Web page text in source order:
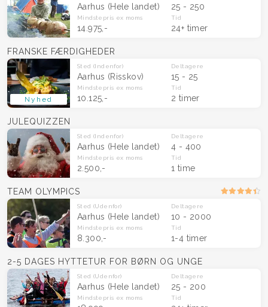
Aarhus (Hele landet) 25 - 250
Mindstepris ex moms
14.975,-
Tid
24+ timer
Nyhed
FRANSKE FÆRDIGHEDER
Sted (Indenfor)
Aarhus (Risskov)
Deltagere
15 - 25
Mindstepris ex moms
10.125,-
Tid
2 timer
JULEQUIZZEN
Sted (Indenfor)
Aarhus (Hele landet)
Deltagere
4 - 400
Mindstepris ex moms
2.500,-
Tid
1 time
TEAM OLYMPICS
Sted (Udenfor)
Aarhus (Hele landet)
Deltagere
10 - 2000
Mindstepris ex moms
8.300,-
Tid
1-4 timer
2-5 DAGES HYTTETUR FOR BØRN OG UNGE
Sted (Udenfor)
Aarhus (Hele landet)
Deltagere
25 - 200
Mindstepris ex moms Tid